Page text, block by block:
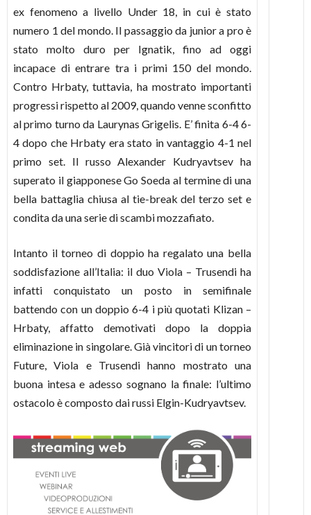
ex fenomeno a livello Under 18, in cui è stato
numero 1 del mondo. Il passaggio da junior a pro è
stato molto duro per Ignatik, fino ad oggi
incapace di entrare tra i primi 150 del mondo.
Contro Hrbaty, tuttavia, ha mostrato importanti
progressi rispetto al 2009, quando venne sconfitto
al primo turno da Laurynas Grigelis. E’ finita 6-4 6-
4 dopo che Hrbaty era stato in vantaggio 4-1 nel
primo set. Il russo Alexander Kudryavtsev ha
superato il giapponese Go Soeda al termine di una
bella battaglia chiusa al tie-break del terzo set e
condita da una serie di scambi mozzafiato.
Intanto il torneo di doppio ha regalato una bella
soddisfazione all’Italia: il duo Viola – Trusendi ha
infatti conquistato un posto in semifinale
battendo con un doppio 6-4 i più quotati Klizan –
Hrbaty, affatto demotivati dopo la doppia
eliminazione in singolare. Già vincitori di un torneo
Future, Viola e Trusendi hanno mostrato una
buona intesa e adesso sognano la finale: l’ultimo
ostacolo è composto dai russi Elgin-Kudryavtsev.